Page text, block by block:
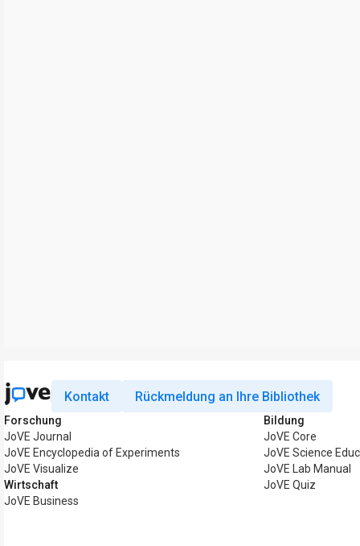
Kontakt Rückmeldung an Ihre Bibliothek
Forschung
JoVE Journal
JoVE Encyclopedia of Experiments
JoVE Visualize
Wirtschaft
JoVE Business
Bildung
JoVE Core
JoVE Science
JoVE Lab Manual
JoVE Quiz